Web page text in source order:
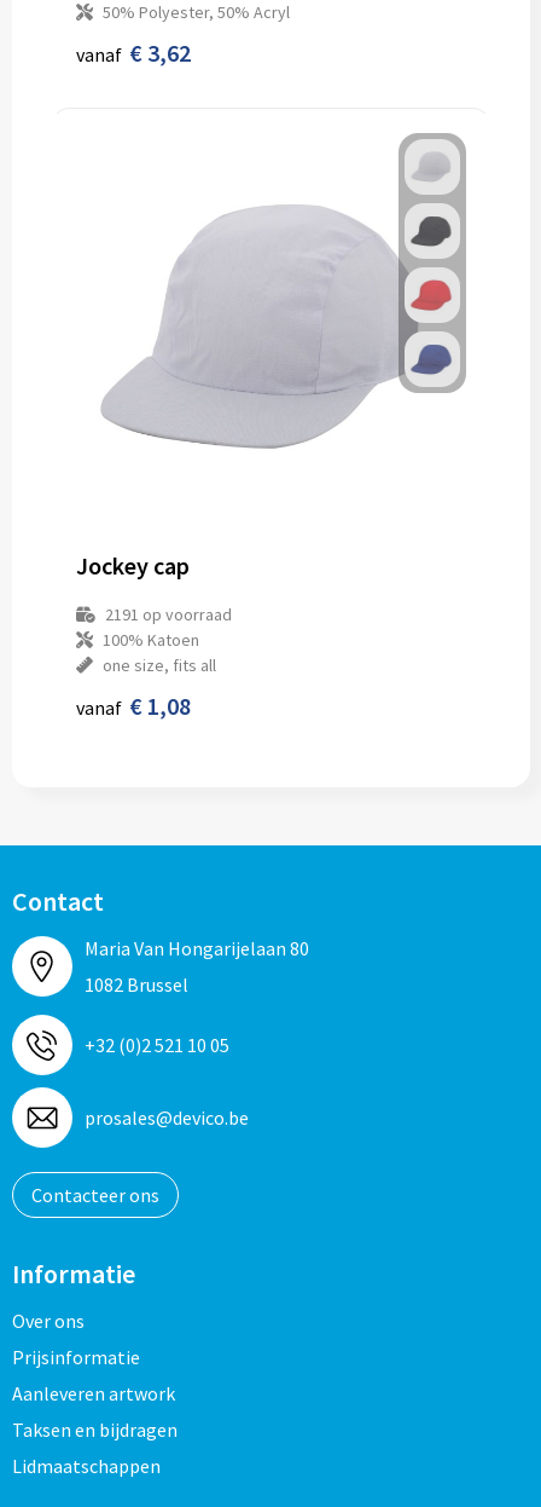
50% Polyester, 50% Acryl
vanaf € 3,62
Jockey cap
2191 op voorraad
100% Katoen
one size, fits all
vanaf € 1,08
Contact
Maria Van Hongarijelaan 80
1082 Brussel
+32 (0)2 521 10 05
prosales@devico.be
Contacteer ons
Informatie
Over ons
Prijsinformatie
Aanleveren artwork
Taksen en bijdragen
Lidmaatschappen